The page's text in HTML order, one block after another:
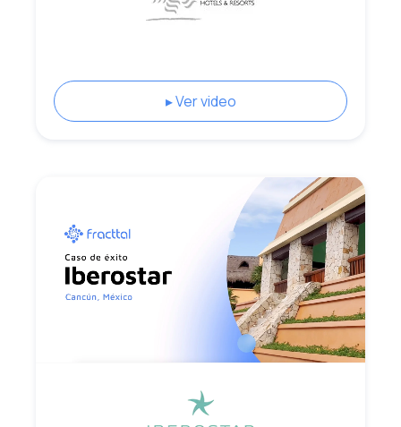
▸ Ver video